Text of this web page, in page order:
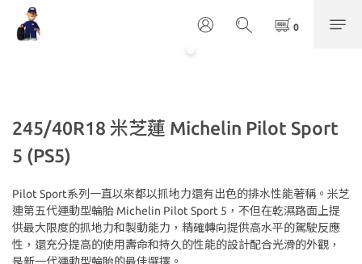
245/40R18 米芝蓮 Michelin Pilot Sport
5 (PS5)
Pilot Sport系列一直以來都以抓地力還有出色的排水性能著稱。米芝
連第五代運動型輪胎 Michelin Pilot Sport 5，不但在乾濕路面上提
供最大限度的抓地力和製動能力，精確轉向提供高水平的駕駛反應
性，還充分提高的使用壽命和持久的性能的設計配合光滑的外觀，